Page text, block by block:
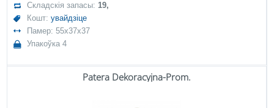
Складскія запасы:19,
Кошт:увайдзіце
Памер: 55x37x37
Упакоўка 4
Patera Dekoracyjna-Prom.